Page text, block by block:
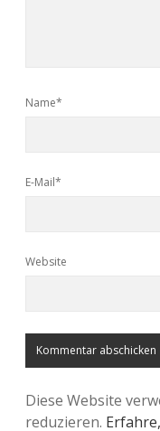
Name*
E-Mail*
Website
Diese Website
reduzieren.